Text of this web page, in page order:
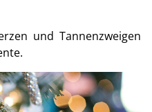
und Tannenzweigen